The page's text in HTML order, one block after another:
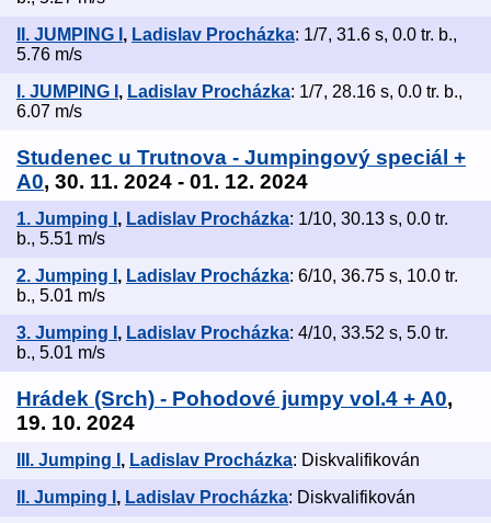
II. JUMPING I , Ladislav Procházka: 1/7, 31.6 s, 0.0 tr. b.,
5.76 m/s
I. JUMPING I , Ladislav Procházka: 1/7, 28.16 s, 0.0 tr. b.,
6.07 m/s
Studenec u Trutnova - Jumpingový speciál +
A0, 30. 11. 2024 - 01. 12. 2024
1. Jumping I , Ladislav Procházka: 1/10, 30.13 s, 0.0 tr.
b., 5.51 m/s
2. Jumping I , Ladislav Procházka: 6/10, 36.75 s, 10.0 tr.
b., 5.01 m/s
3. Jumping I , Ladislav Procházka: 4/10, 33.52 s, 5.0 tr.
b., 5.01 m/s
Hrádek (Srch) - Pohodové jumpy vol.4 + A0,
19. 10. 2024
III. Jumping I , Ladislav Procházka: Diskvalifikován
II. Jumping I , Ladislav Procházka: Diskvalifikován